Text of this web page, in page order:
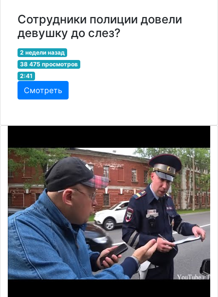
Сотрудники полиции довели
девушку до слез?
2 недели назад
38 475 просмотров
2:41
Смотреть